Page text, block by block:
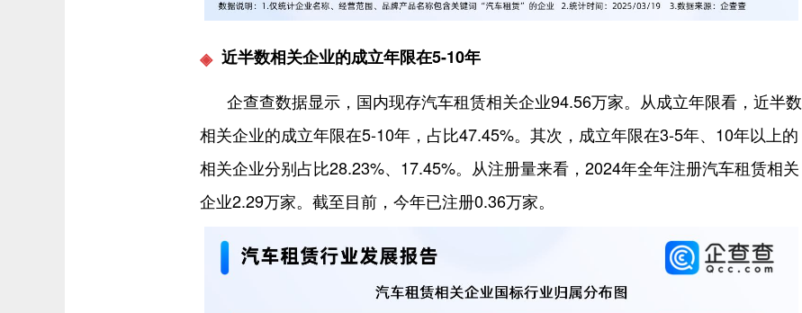
近半数相关企业的成立年限在5-10年
企查查数据显示，国内现存汽车租赁相关企业94.56万家。从成立年限看，近半数
相关企业的成立年限在5-10年，占比47.45%。其次，成立年限在3-5年、10年以上的
相关企业分别占比28.23%、17.45%。从注册量来看，2024年全年注册汽车租赁相关
企业2.29万家。截至目前，今年已注册0.36万家。